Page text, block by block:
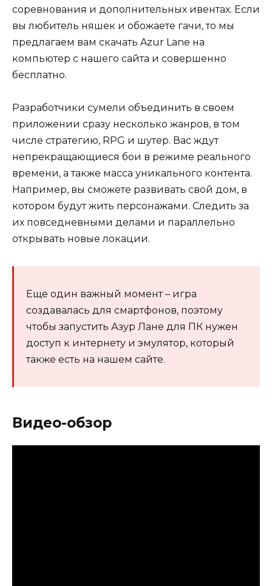
соревнования и дополнительных ивентах. Если
вы любитель няшек и обожаете гачи, то мы
предлагаем вам скачать Azur Lane на
компьютер с нашего сайта и совершенно
бесплатно.
Разработчики сумели объединить в своем
приложении сразу несколько жанров, в том
числе стратегию, RPG и шутер. Вас ждут
непрекращающиеся бои в режиме реального
времени, а также масса уникального контента.
Например, вы сможете развивать свой дом, в
котором будут жить персонажами. Следить за
их повседневными делами и параллельно
открывать новые локации.
Еще один важный момент – игра
создавалась для смартфонов, поэтому
чтобы запустить Азур Лане для ПК нужен
доступ к интернету и эмулятор, который
также есть на нашем сайте.
Видео-обзор